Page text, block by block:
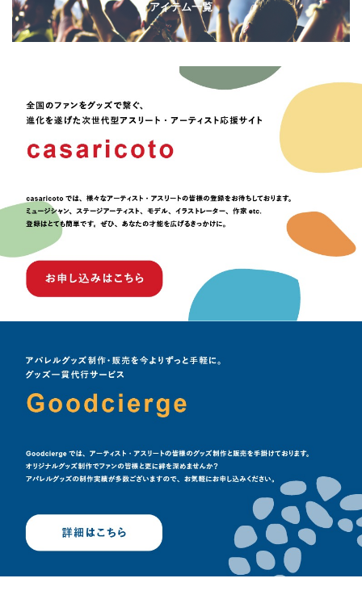
アイテム一覧